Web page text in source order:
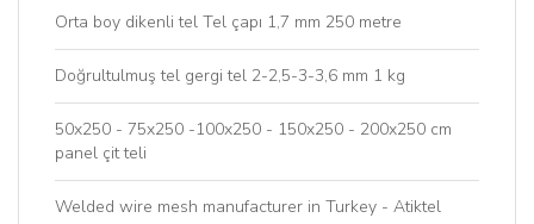
Orta boy dikenli tel Tel çapı 1,7 mm 250 metre
Doğrultulmuş tel gergi tel 2-2,5-3-3,6 mm 1 kg
50x250 - 75x250 -100x250 - 150x250 - 200x250 cm
panel çit teli
Welded wire mesh manufacturer in Turkey - Atiktel